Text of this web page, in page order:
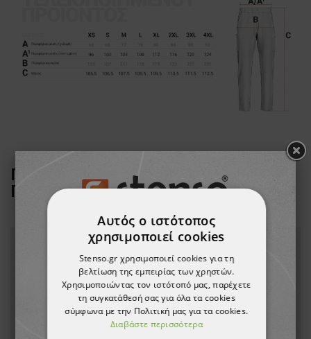
ΠΕΛΆΤΕΣ ΠΟΥ ΑΓΌΡΑΣΑΝ ΑΥΤΌ ΤΟ
ΠΡΟΪΌΝ, ΑΓΌΡΑΣΑΝ ΕΠΊΣΗΣ:
Αυτός ο ιστότοπος
χρησιμοποιεί cookies
Stenso.gr χρησιμοποιεί cookies για τη
βελτίωση της εμπειρίας των χρηστών.
Χρησιμοποιώντας τον ιστότοπό μας, παρέχετε
τη συγκατάθεσή σας για όλα τα cookies
σύμφωνα με την Πολιτική μας για τα cookies.
Διαβάστε περισσότερα